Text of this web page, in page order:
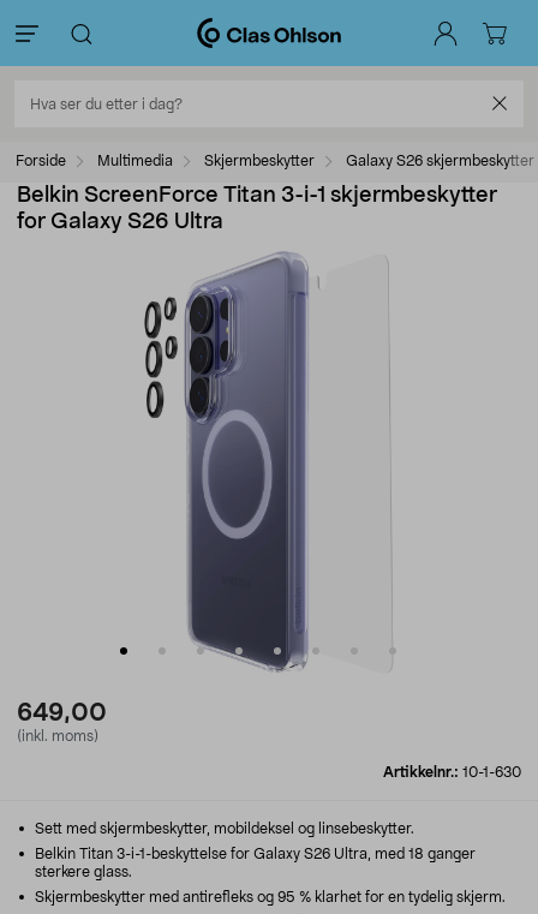
Forside Multimedia Skjermbeskytter Galaxy S26 skjermbeskytter
Belkin ScreenForce Titan 3-i-1 skjermbeskytter
for Galaxy S26 Ultra
649,00
(inkl. moms)
Artikkelnr.: 10-1-630
Sett med skjermbeskytter, mobildeksel og linsebeskytter.
Belkin Titan 3-i-1-beskyttelse for Galaxy S26 Ultra, med 18 ganger
sterkere glass.
Skjermbeskytter med antirefleks og 95 % klarhet for en tydelig skjerm.